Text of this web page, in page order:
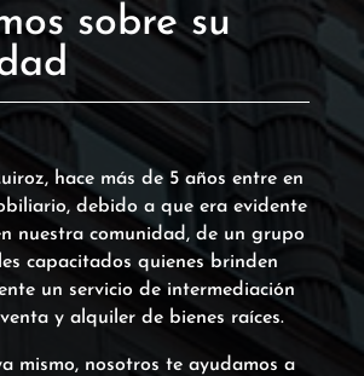
sobre su
hace más de 5 años entre en
debido a que era evidente
nuestra comunidad, de un grupo
capacitados quienes brinden
un servicio de intermediación
y alquiler de bienes raíces.
mismo, nosotros te ayudamos a